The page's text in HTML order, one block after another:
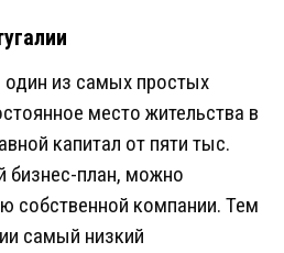
из самых простых
место жительства в
капитал от пяти тыс.
бизнес-план, можно
собственной компании. Тем
самый низкий